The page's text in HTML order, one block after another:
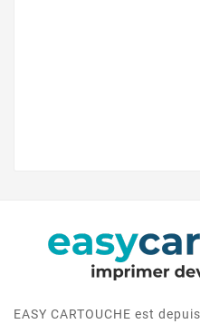
EASY CARTOUCHE est